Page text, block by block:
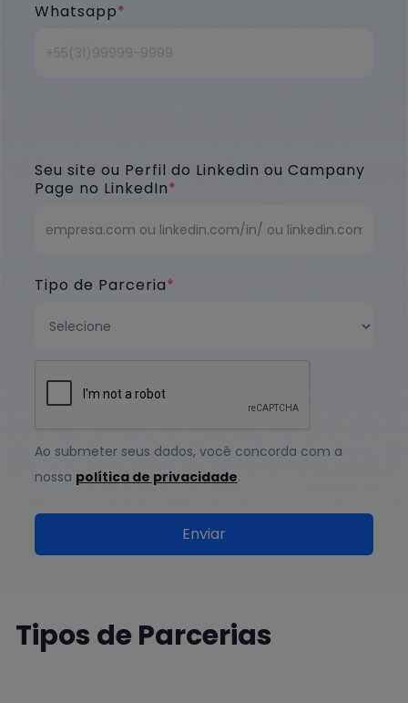
Whatsapp*
Seu site ou Perfil do Linkedin ou Campany
Page no LinkedIn*
Tipo de Parceria*
Ao submeter seus dados, você concorda com a
nossa política de privacidade.
Tipos de Parcerias